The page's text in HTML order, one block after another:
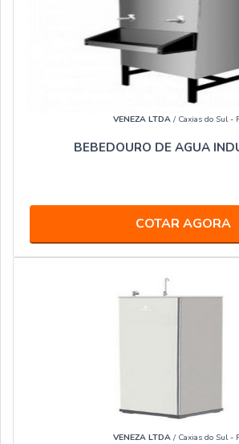
VENEZA LTDA/ Caxias do Sul -
BEBEDOURO DE AGUA
COTAR AGORA
VENEZA LTDA/ Caxias do Sul -